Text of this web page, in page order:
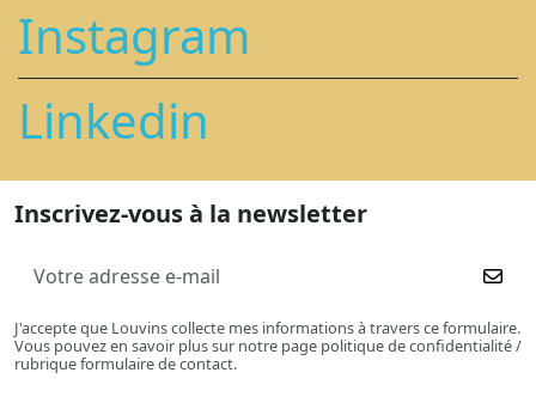
Instagram
Linkedin
Inscrivez-vous à la newsletter
J'accepte que Louvins collecte mes informations à travers ce formulaire.
Vous pouvez en savoir plus sur notre page politique de confidentialité /
rubrique formulaire de contact.